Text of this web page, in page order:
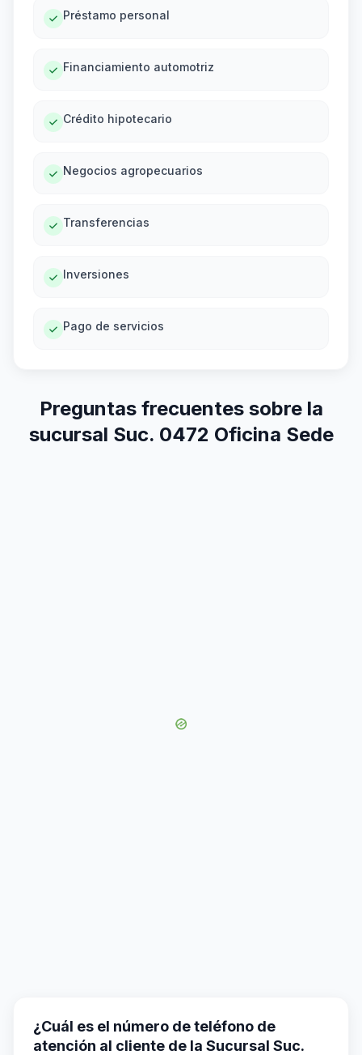
Préstamo personal
Financiamiento automotriz
Crédito hipotecario
Negocios agropecuarios
Transferencias
Inversiones
Pago de servicios
Preguntas frecuentes sobre la
sucursal Suc. 0472 Oficina Sede
¿Cuál es el número de teléfono de
atención al cliente de la Sucursal Suc.